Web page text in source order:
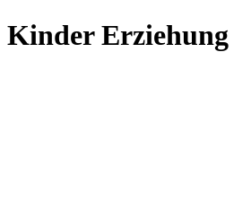
Kinder Erziehung